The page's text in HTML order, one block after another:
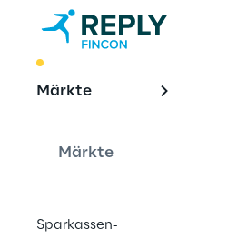
Märkte
Märkte
Sparkassen-
Mit KI gegen
Geldwäsche